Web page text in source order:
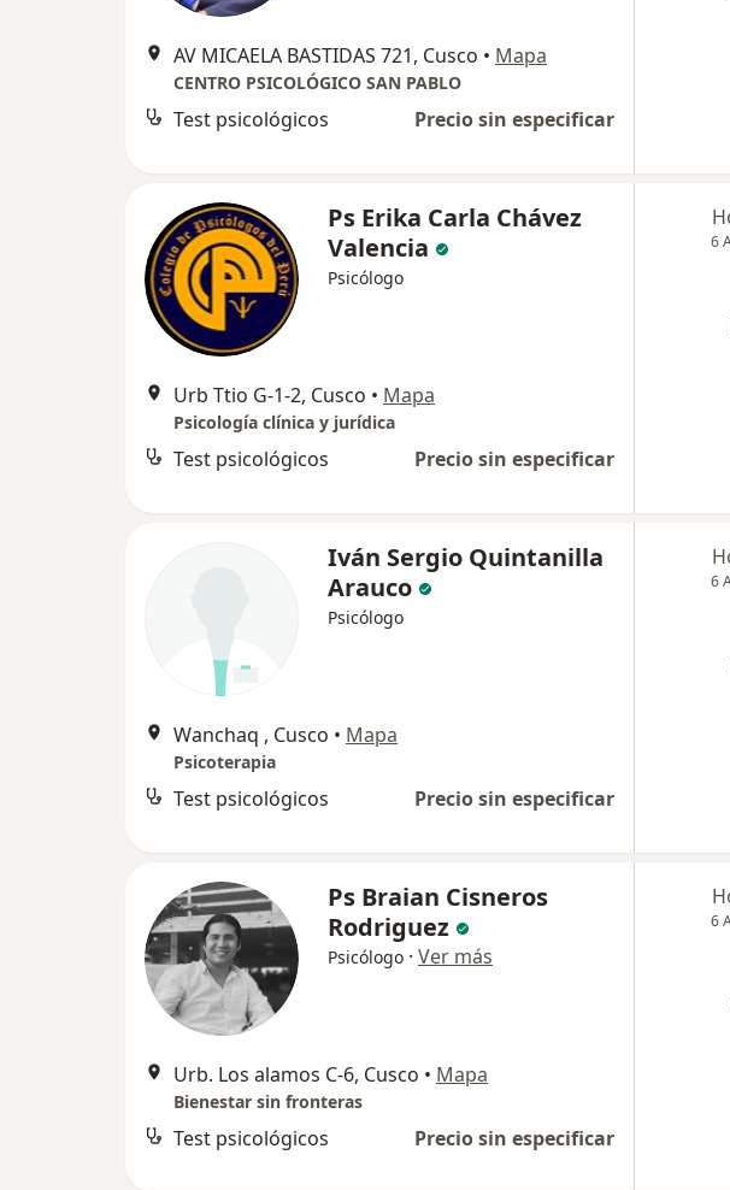
AV MICAELA BASTIDAS 721, Cusco • Mapa
CENTRO PSICOLÓGICO SAN PABLO
Test psicológicos Precio sin especificar
Ps Erika Carla Chávez
Valencia
Psicólogo
Urb Ttio G-1-2, Cusco • Mapa
Psicología clínica y jurídica
Test psicológicos Precio sin especificar
6
Iván Sergio Quintanilla
Arauco
Psicólogo
Wanchaq , Cusco • Mapa
Psicoterapia
Test psicológicos Precio sin especificar
6
Ps Braian Cisneros
Rodriguez
Psicólogo · Ver más
Urb. Los alamos C-6, Cusco • Mapa
Bienestar sin fronteras
Test psicológicos Precio sin especificar
6